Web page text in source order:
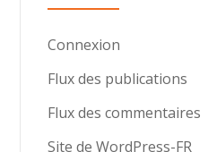
Connexion
Flux des publications
Flux des commentaires
Site de WordPress-FR